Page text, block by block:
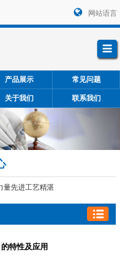
网站语言
产品展示 常见问题
关于我们 联系我们
量先进工艺精湛
特性及应用